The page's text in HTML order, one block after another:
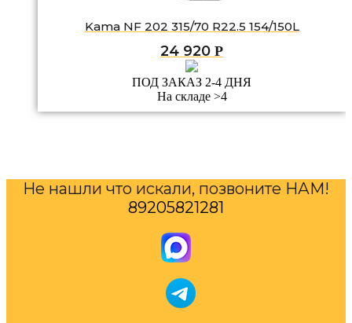
Kama NF 202 315/70 R22.5 154/150L
24 920 Р
ПОД ЗАКАЗ 2-4 ДНЯ
На складе >4
Не нашли что искали, позвоните НАМ!
89205821281